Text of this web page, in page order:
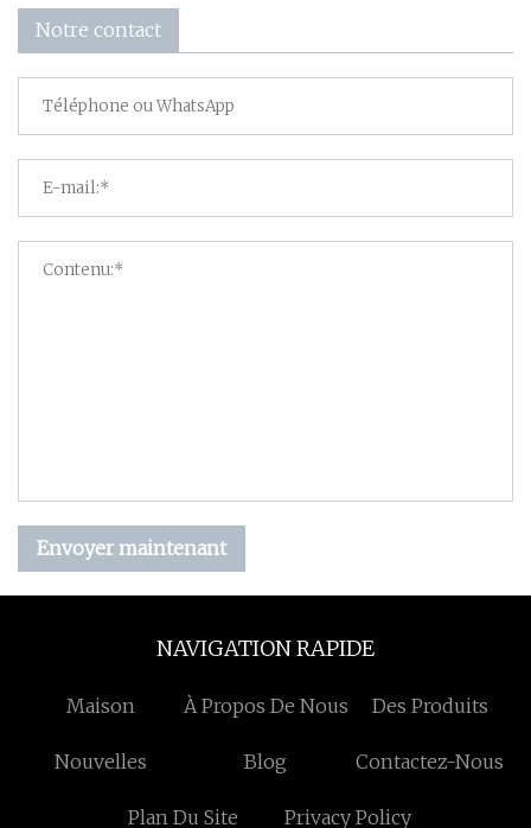
Notre contact
Envoyer maintenant
NAVIGATION RAPIDE
Maison À Propos De Nous Des Produits
Nouvelles Blog Contactez-Nous
Plan Du Site Privacy Policy